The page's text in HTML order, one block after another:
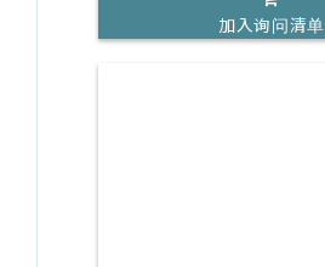
加入询问清单